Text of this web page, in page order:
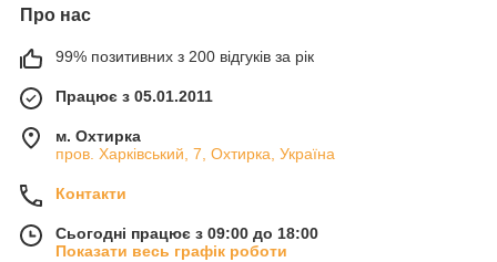
Про нас
99% позитивних з 200 відгуків за рік
Працює з 05.01.2011
м. Охтирка
пров. Харківський, 7, Охтирка, Україна
Контакти
Сьогодні працює з 09:00 до 18:00
Показати весь графік роботи